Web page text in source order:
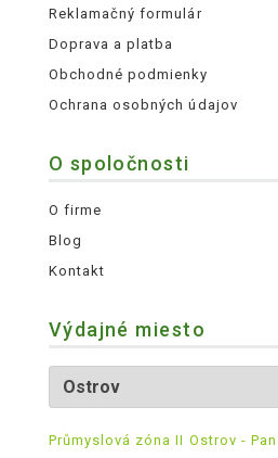
Reklamačný formulár
Doprava a platba
Obchodné podmienky
Ochrana osobných údajov
O spoločnosti
O firme
Blog
Kontakt
Výdajné miesto
Průmyslová zóna II Ostrov -